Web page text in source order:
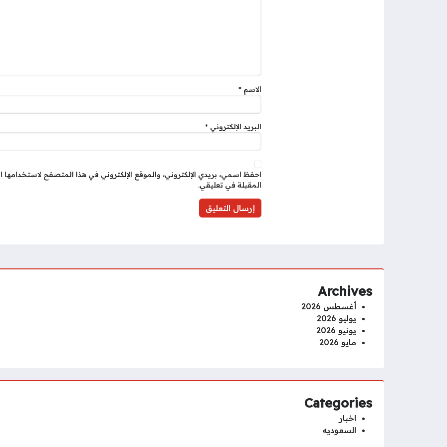
الاسم *
البريد الإلكتروني *
احفظ اسمي، بريدي الإلكتروني، والموقع الإلكتروني في هذا المتصفح لاستخدامها
المقبلة في تعليقي.
Archives
أغسطس 2026
يوليو 2026
يونيو 2026
مايو 2026
Categories
اخبار
السعوديه